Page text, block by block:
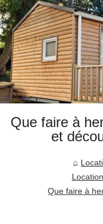
Que faire à
et
Que faire à